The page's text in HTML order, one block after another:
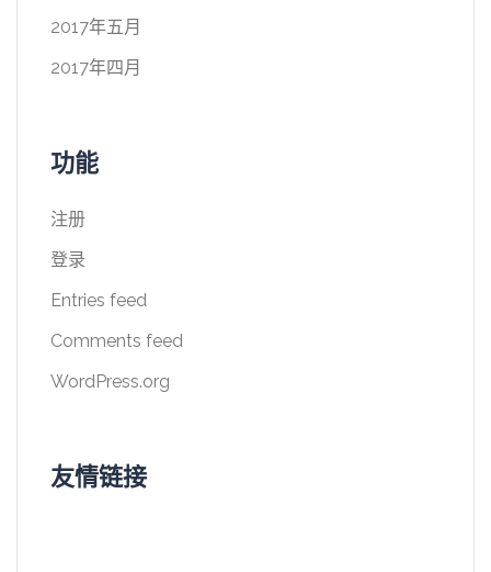
2017年五月
2017年四月
功能
注册
登录
Entries feed
Comments feed
WordPress.org
友情链接